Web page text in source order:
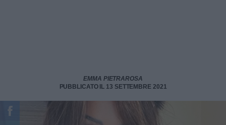
EMMA PIETRAROSA
PUBBLICATO IL 13 SETTEMBRE 2021